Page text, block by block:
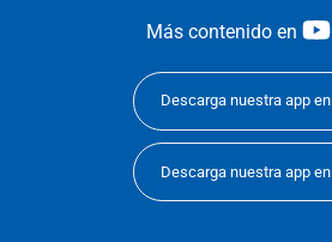
Más contenido en
Descarga nuestra app en
Descarga nuestra app en